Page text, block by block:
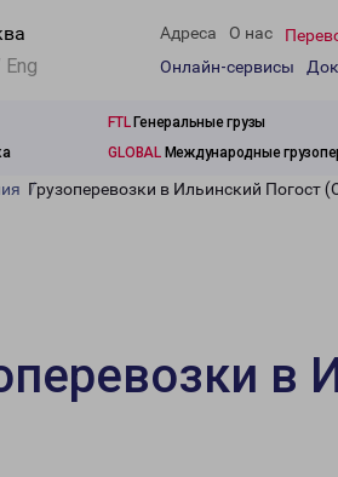
Eng
Адреса О нас
Онлайн-сервисы
FTLГенеральные грузы
GLOBALМеждународные
Грузоперевозки в Ильинский Погост
в